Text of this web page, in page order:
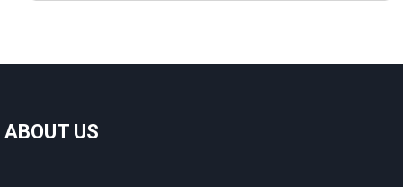
ABOUT US